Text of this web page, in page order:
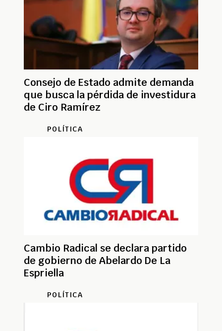
Consejo de Estado admite demanda
que busca la pérdida de investidura
de Ciro Ramírez
POLÍTICA
Cambio Radical se declara partido
de gobierno de Abelardo De La
Espriella
POLÍTICA